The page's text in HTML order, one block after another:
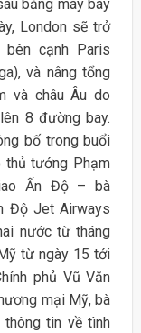
bằng máy bay
London sẽ trở
cạnh Paris
và nâng tổng
và châu Âu do
8 đường bay.
bố trong buổi
tướng Phạm
Ấn Độ – bà
Độ Jet Airways
nước từ tháng
từ ngày 15 tới
phủ Vũ Văn
mại Mỹ, bà
tin về tình